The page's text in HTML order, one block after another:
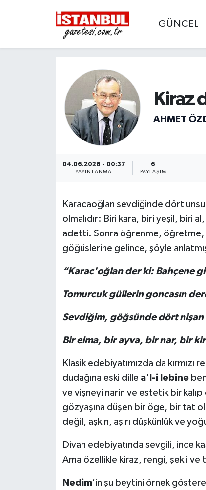
GÜNCEL
Kiraz
AHMET
04.06.2026 - 00:37
YAYINLANMA
6
PAYLAŞIM
Karacaoğlan sevdiğinde dört
olmalıdır: Biri kara, biri yeşil, biri
adetti. Sonra öğrenme, öğretme,
göğüslerine gelince, şöyle
“Karac'oğlan der ki: Bahçene
Tomurcuk güllerin goncasın
Sevdiğim, göğsünde dört
Bir elma, bir ayva, bir nar, bir
Klasik edebiyatımızda da
dudağına eski dille a'l-i lebine
ve vişneyi narin ve estetik bir kalıp
gözyaşına düşen bir öge, bir tat
değil, aşkın, aşırı düşkünlük ve
Divan edebiyatında sevgili, ince
Ama özellikle kiraz, rengi, şekli ve
Nedim’in şu beytini örnek
MAGAZİN
BİLİM VE TEKNOLOJİ
Nöbetçi Eczaneler
Trafik Durumu
Süper Lig Puan Durumu ve Fikstür
Tüm Manşetler
Son Dakika Haberleri